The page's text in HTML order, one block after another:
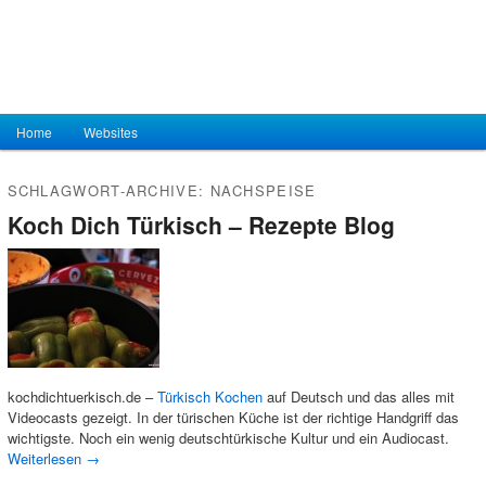
Hauptmenü
Zum Inhalt wechseln
Zum sekundären Inhalt wechseln
Home Websites
SCHLAGWORT-ARCHIVE: NACHSPEISE
Koch Dich Türkisch – Rezepte Blog
kochdichtuerkisch.de –Türkisch Kochenauf Deutsch und das alles mit
Videocasts gezeigt. In der türischen Küche ist der richtige Handgriff das
wichtigste. Noch ein wenig deutschtürkische Kultur und ein Audiocast.
Weiterlesen →